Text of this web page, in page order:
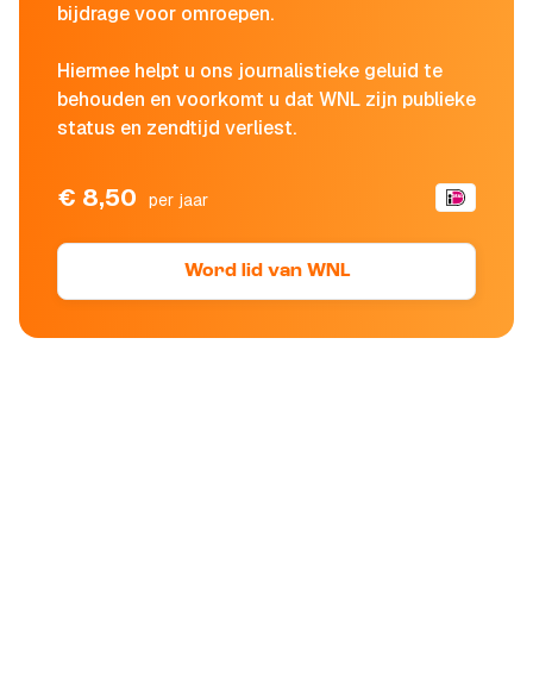
bijdrage voor omroepen.
Hiermee helpt u ons journalistieke geluid te
behouden en voorkomt u dat WNL zijn publieke
status en zendtijd verliest.
€ 8,50 per jaar
Word lid van WNL